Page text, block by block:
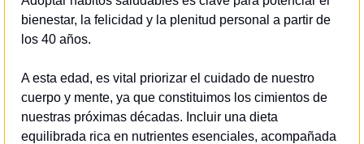
bienestar, la felicidad y la plenitud personal a partir de
los 40 años.
A esta edad, es vital priorizar el cuidado de nuestro
cuerpo y mente, ya que constituimos los cimientos de
nuestras próximas décadas. Incluir una dieta
equilibrada rica en nutrientes esenciales, acompañada